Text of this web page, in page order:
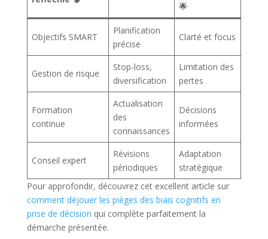
🌟
Objectifs SMART
Planification
précise
Clarté et focus
Gestion de risque
Stop-loss,
diversification
Limitation des
pertes
Formation
continue
Actualisation
des
connaissances
Décisions
informées
Conseil expert
Révisions
périodiques
Adaptation
stratégique
Pour approfondir, découvrez cet excellent article sur
comment déjouer les pièges des biais cognitifs en
prise de décision qui complète parfaitement la
démarche présentée.